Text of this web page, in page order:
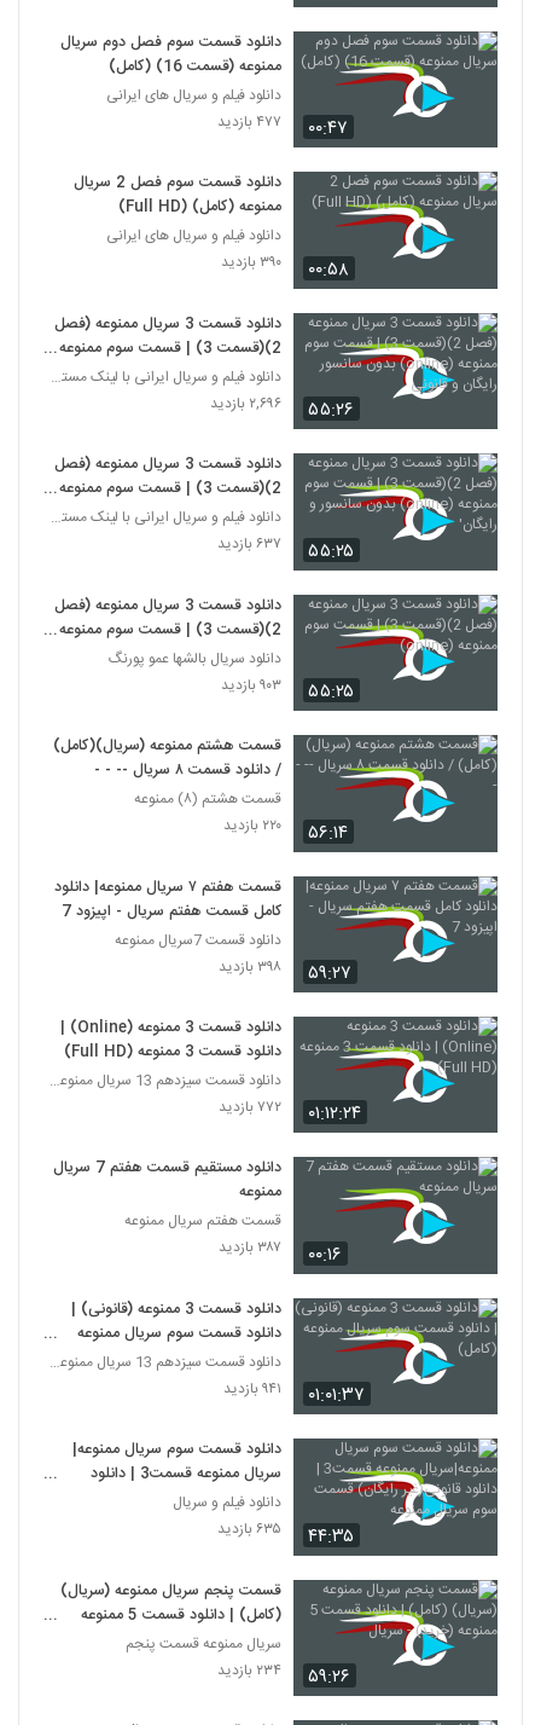
۰۰:۴۷
دانلود قسمت سوم فصل دوم سریال
ممنوعه (قسمت 16) (کامل)
دانلود فیلم و سریال های ایرانی
۴۷۷ بازدید
۰۰:۵۸
دانلود قسمت سوم فصل 2 سریال
ممنوعه (کامل) (Full HD)
دانلود فیلم و سریال های ایرانی
۳۹۰ بازدید
۵۵:۲۶
دانلود قسمت 3 سریال ممنوعه (فصل
2)(قسمت 3) | قسمت سوم ممنوعه
(online) بدون سانسور رایگان و
قانونی
دانلود فیلم و سریال ایرانی با لینک مستقیم
۲,۶۹۶ بازدید
۵۵:۲۵
دانلود قسمت 3 سریال ممنوعه (فصل
2)(قسمت 3) | قسمت سوم ممنوعه
(online) بدون سانسور و رایگان'
دانلود فیلم و سریال ایرانی با لینک مستقیم
۶۳۷ بازدید
۵۵:۲۵
دانلود قسمت 3 سریال ممنوعه (فصل
2)(قسمت 3) | قسمت سوم ممنوعه
(online)
دانلود سریال بالشها عمو پورنگ
۹۰۳ بازدید
۵۶:۱۴
قسمت هشتم ممنوعه (سریال)(کامل)
/ دانلود قسمت ۸ سریال -- - -
قسمت هشتم (۸) ممنوعه
۲۲۰ بازدید
۵۹:۲۷
قسمت هفتم ۷ سریال ممنوعه| دانلود
کامل قسمت هفتم سریال - اپیزود 7
دانلود قسمت 7سریال ممنوعه
۳۹۸ بازدید
۰۱:۱۲:۲۴
دانلود قسمت 3 ممنوعه (Online) |
دانلود قسمت 3 ممنوعه (Full HD)
دانلود قسمت سیزدهم 13 سریال ممنوعه قانونی
۷۷۲ بازدید
۰۰:۱۶
دانلود مستقیم قسمت هفتم 7 سریال
ممنوعه
قسمت هفتم سریال ممنوعه
۳۸۷ بازدید
۰۱:۰۱:۳۷
دانلود قسمت 3 ممنوعه (قانونی) |
دانلود قسمت سوم سریال ممنوعه
(کامل)
دانلود قسمت سیزدهم 13 سریال ممنوعه قانونی
۹۴۱ بازدید
۴۴:۳۵
دانلود قسمت سوم سریال ممنوعه|
سریال ممنوعه قسمت3 | دانلود
قانونی(غیر رایگان) قسمت سوم سریال
ممنوعه
دانلود فیلم و سریال
۶۳۵ بازدید
۵۹:۲۶
قسمت پنجم سریال ممنوعه (سریال)
(کامل) | دانلود قسمت 5 ممنوعه
(خرید) - سریال
سریال ممنوعه قسمت پنجم
۲۳۴ بازدید